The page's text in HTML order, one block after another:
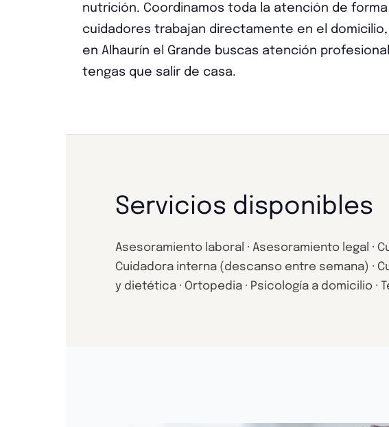
nutrición. Coordinamos toda la atención de
cuidadores trabajan directamente en el
en Alhaurín el Grande buscas atención
tengas que salir de casa.
Servicios disponibles
Asesoramiento laboral · Asesoramiento legal ·
Cuidadora interna (descanso entre semana) ·
y dietética · Ortopedia · Psicología a domicilio ·